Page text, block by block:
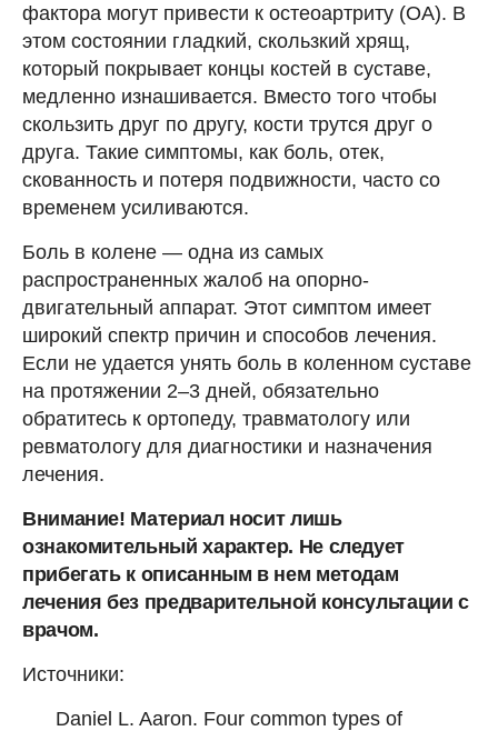
фактора могут привести к остеоартриту (ОА). В
этом состоянии гладкий, скользкий хрящ,
который покрывает концы костей в суставе,
медленно изнашивается. Вместо того чтобы
скользить друг по другу, кости трутся друг о
друга. Такие симптомы, как боль, отек,
скованность и потеря подвижности, часто со
временем усиливаются.
Боль в колене — одна из самых
распространенных жалоб на опорно-
двигательный аппарат. Этот симптом имеет
широкий спектр причин и способов лечения.
Если не удается унять боль в коленном суставе
на протяжении 2–3 дней, обязательно
обратитесь к ортопеду, травматологу или
ревматологу для диагностики и назначения
лечения.
Внимание! Материал носит лишь
ознакомительный характер. Не следует
прибегать к описанным в нем методам
лечения без предварительной консультации с
врачом.
Источники:
Daniel L. Aaron. Four common types of